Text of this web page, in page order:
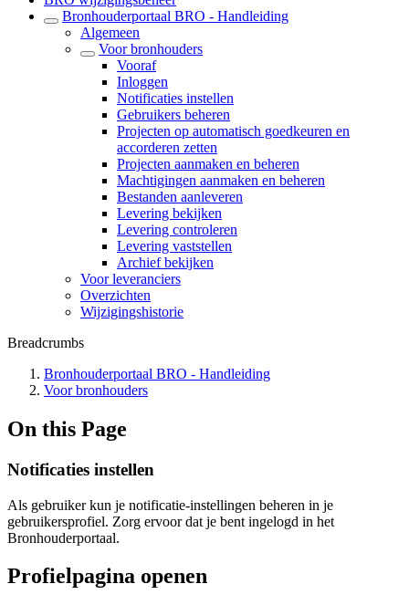
Bronhouderportaal BRO - Handleiding
Algemeen
Voor bronhouders
Vooraf
Inloggen
Notificaties instellen
Gebruikers beheren
Projecten op automatisch goedkeuren en
accorderen zetten
Projecten aanmaken en beheren
Machtigingen aanmaken en beheren
Bestanden aanleveren
Levering bekijken
Levering controleren
Levering vaststellen
Archief bekijken
Voor leveranciers
Overzichten
Wijzigingshistorie
Breadcrumbs
Bronhouderportaal BRO - Handleiding
Voor bronhouders
On this Page
Notificaties instellen
Als gebruiker kun je notificatie-instellingen beheren in je
gebruikersprofiel. Zorg ervoor dat je bent ingelogd in het
Bronhouderportaal.
Profielpagina openen